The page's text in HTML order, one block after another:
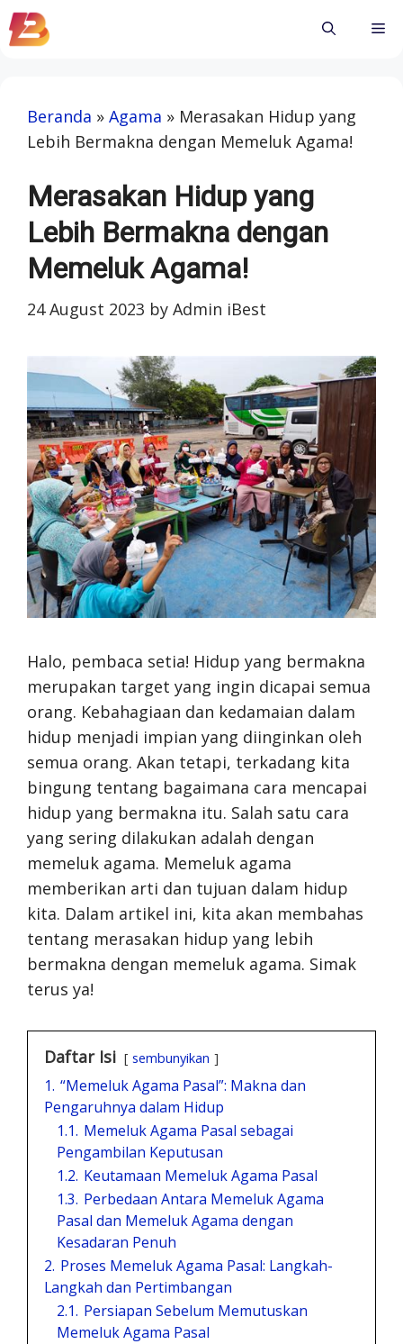
Skip
to
Beranda » Agama » Merasakan Hidup yang
Lebih Bermakna dengan Memeluk Agama!
Merasakan Hidup yang
Lebih Bermakna dengan
Memeluk Agama!
24 August 2023 by Admin iBest
Halo, pembaca setia! Hidup yang bermakna
merupakan target yang ingin dicapai semua
orang. Kebahagiaan dan kedamaian dalam
hidup menjadi impian yang diinginkan oleh
semua orang. Akan tetapi, terkadang kita
bingung tentang bagaimana cara mencapai
hidup yang bermakna itu. Salah satu cara
yang sering dilakukan adalah dengan
memeluk agama. Memeluk agama
memberikan arti dan tujuan dalam hidup
kita. Dalam artikel ini, kita akan membahas
tentang merasakan hidup yang lebih
bermakna dengan memeluk agama. Simak
terus ya!
Daftar Isi sembunyikan
1. “Memeluk Agama Pasal”: Makna dan
Pengaruhnya dalam Hidup
1.1. Memeluk Agama Pasal sebagai
Pengambilan Keputusan
1.2. Keutamaan Memeluk Agama Pasal
1.3. Perbedaan Antara Memeluk Agama
Pasal dan Memeluk Agama dengan
Kesadaran Penuh
2. Proses Memeluk Agama Pasal: Langkah-
Langkah dan Pertimbangan
2.1. Persiapan Sebelum Memutuskan
Memeluk Agama Pasal